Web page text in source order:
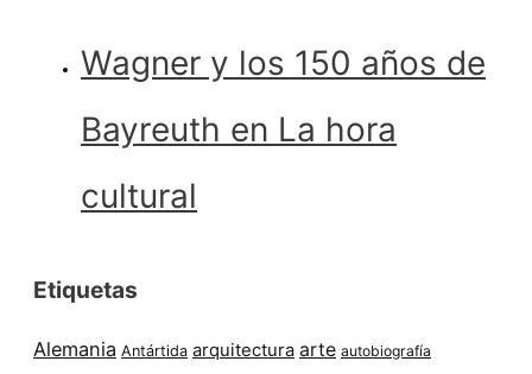
Wagner y los 150 años de
Bayreuth en La hora
cultural
Etiquetas
Alemania Antártida arquitectura arte autobiografía